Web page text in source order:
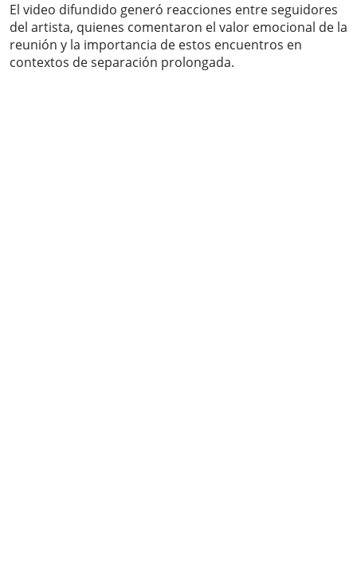
El video difundido generó reacciones entre seguidores
del artista, quienes comentaron el valor emocional de la
reunión y la importancia de estos encuentros en
contextos de separación prolongada.